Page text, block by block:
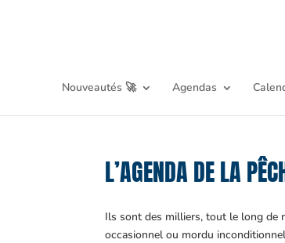
Nouveautés 🚀 Agendas
L’AGENDA DE LA
Ils sont des milliers, tout le long de
occasionnel ou mordu